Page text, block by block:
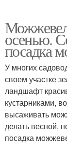
осенью.
посадка
У многих
своем участке
ландшафт
кустарниками,
высаживать
делать весной,
посадка